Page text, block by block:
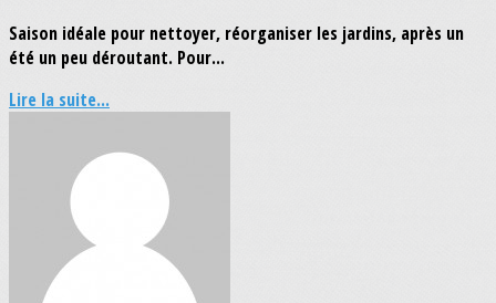
Saison idéale pour nettoyer, réorganiser les jardins, après un
été un peu déroutant. Pour...
Lire la suite...